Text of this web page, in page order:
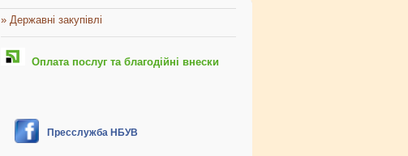
» Державні закупівлі
Оплата послуг та благодійні внески
Пресслужба НБУВ